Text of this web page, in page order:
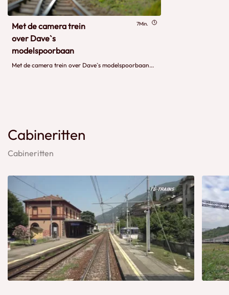
Met de camera trein
over Dave`s
modelspoorbaan
7Min.
Met de camera trein over Dave`s modelspoorbaan...
Cabineritten
Cabineritten